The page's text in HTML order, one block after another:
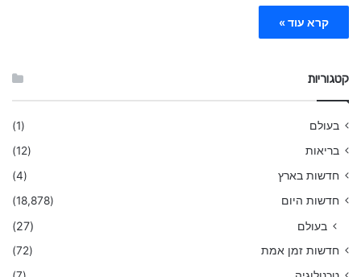
קרא עוד »
קטגוריות
בעולם
(1)
בריאות
(12)
חדשות בארץ
(4)
חדשות היום
(18,878)
בעולם (27)
חדשות זמן אמת
(72)